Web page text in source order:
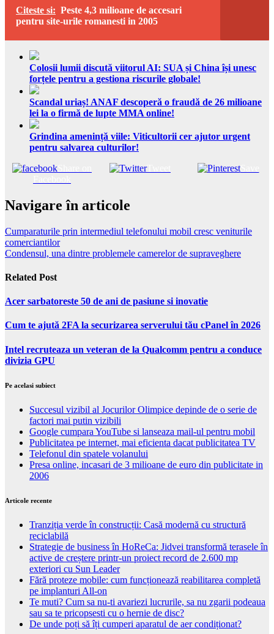
Citeste si: Peste 4,3 milioane de accesari
pentru site-urile romanesti in 2005
Colosii lumii discută viitorul AI: SUA și China își unesc
forțele pentru a gestiona riscurile globale!
Scandal uriaș! ANAF descoperă o fraudă de 26 milioane
lei la o firmă de lupte MMA online!
Grindina amenință viile: Viticultorii cer ajutor urgent
pentru salvarea culturilor!
Tweet Save
Navigare în articole
Cumparaturile prin intermediul telefonului mobil cresc veniturile
comerciantilor
Condensul, una dintre problemele camerelor de supraveghere
Related Post
Acer sarbatoreste 50 de ani de pasiune si inovatie
Cum te ajută 2FA la securizarea serverului tău cPanel în 2026
Intel recruteaza un veteran de la Qualcomm pentru a conduce
divizia GPU
Pe acelasi subiect
Succesul vizibil al Jocurilor Olimpice depinde de o serie de
factori mai putin vizibili
Google cumpara YouTube si lanseaza mail-ul pentru mobil
Publicitatea pe internet, mai eficienta dacat publicitatea TV
Telefonul din spatele volanului
Presa online, incasari de 3 milioane de euro din publicitate in
2006
Articole recente
Tranziția verde în construcții: Casă modernă cu structură
reciclabilă
Strategie de business în HoReCa: Jidvei transformă terasele în
active de creștere printr-un proiect record de 2.600 mp
exteriori cu Sun Leader
Fără proteze mobile: cum funcționează reabilitarea completă
pe implanturi All-on
Te muti? Cum sa nu-ti avariezi lucrurile, sa nu zgarii podeaua
sau sa te pricopsesti cu o hernie de disc?
De unde poți să îți cumperi aparatul de aer condiționat?